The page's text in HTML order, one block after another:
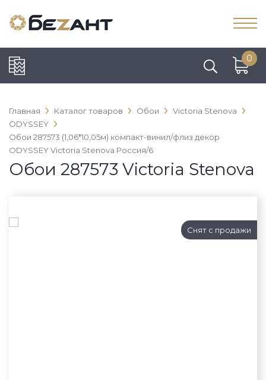
0
Главная Каталог товаров Обои
Victoria Stenova
ODYSSEY
Обои 287573 (1,06*10,05м) компакт-винил/флиз декор
ODYSSEY Victoria Stenova Россия/6
Обои 287573 Victoria Stenova
Снят с продажи